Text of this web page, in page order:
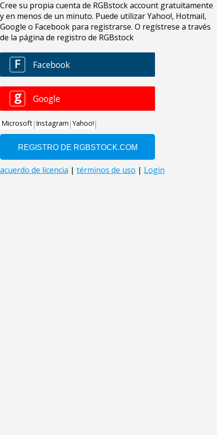
Cree su propia cuenta de RGBstock account gratuitamente
y en menos de un minuto. Puede utilizar Yahoo!, Hotmail,
Google o Facebook para registrarse. O regístrese a través
de la página de registro de RGBstock
F Facebook
g Google
Microsoft Instagram Yahoo!
acuerdo de licencia | términos de uso | Login